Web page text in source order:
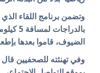
الضيوف، قاموا بعدها
وفي تهنئته للصحفيين